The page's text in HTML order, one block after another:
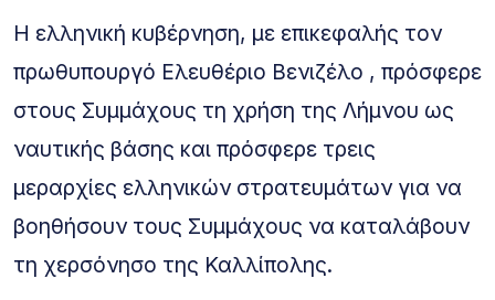
Η ελληνική κυβέρνηση, με επικεφαλής τον
πρωθυπουργό Ελευθέριο Βενιζέλο , πρόσφερε
στους Συμμάχους τη χρήση της Λήμνου ως
ναυτικής βάσης και πρόσφερε τρεις
μεραρχίες ελληνικών στρατευμάτων για να
βοηθήσουν τους Συμμάχους να καταλάβουν
τη χερσόνησο της Καλλίπολης.